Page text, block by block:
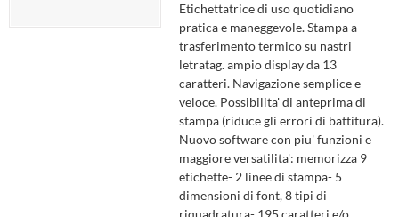
Etichettatrice di uso quotidiano
pratica e maneggevole. Stampa a
trasferimento termico su nastri
letratag. ampio display da 13
caratteri. Navigazione semplice e
veloce. Possibilita' di anteprima di
stampa (riduce gli errori di battitura).
Nuovo software con piu' funzioni e
maggiore versatilita': memorizza 9
etichette- 2 linee di stampa- 5
dimensioni di font, 8 tipi di
riquadratura- 195 caratteri e/o